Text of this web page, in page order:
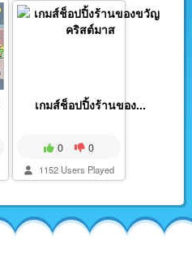
เกมส์ช็อปปิ้งร้านของ...
0 0
1152 Users Played